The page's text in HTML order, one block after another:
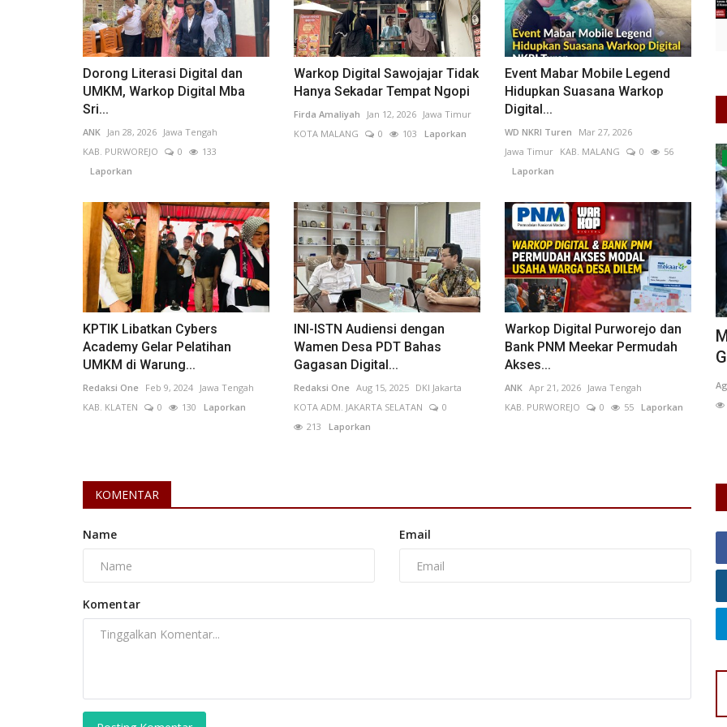
Dorong Literasi Digital dan
UMKM, Warkop Digital Mba
Sri...
ANK Jan 28, 2026 Jawa Tengah
KAB. PURWOREJO
0
133
Laporkan
Warkop Digital Sawojajar Tidak
Hanya Sekadar Tempat Ngopi
Firda Amaliyah Jan 12, 2026
Jawa Timur
KOTA MALANG
0 103 Laporkan
Event Mabar Mobile Legend
Hidupkan Suasana Warkop
Digital...
WD NKRI Turen
Mar 27, 2026
Jawa Timur
KAB. MALANG 0
56
Laporkan
KPTIK Libatkan Cybers
Academy Gelar Pelatihan
UMKM di Warung...
Redaksi One Feb 9, 2024 Jawa Tengah
KAB. KLATEN
0 130 Laporkan
INI-ISTN Audiensi dengan
Wamen Desa PDT Bahas
Gagasan Digital...
Redaksi One Aug 15, 2025
DKI Jakarta
KOTA ADM. JAKARTA SELATAN
0
213 Laporkan
Warkop Digital Purworejo dan
Bank PNM Meekar Permudah
Akses...
ANK Apr 21, 2026
Jawa Tengah
KAB. PURWOREJO
0 55Laporkan
KOMENTAR
Name Email
Komentar
Nusa Tenggara Barat
Kejari Sumbawa Barat Percepat
Penanganan Kasus Dugaan Korupsi...
Ryan Budiawan Mar 4, 2026
Nusa Tenggara Barat (NTB)
KAB. SUMBAWA BARAT
Laporkan
Kejari Sumbawa Barat menunggu hasil audit kerugian
Menjaga Bumi, Merawat Bait Allah:
Generasi Muda GSJA Jatim...
Agus Sugiarta Jun 27, 2026 Jawa Timur KAB. MALANG
25